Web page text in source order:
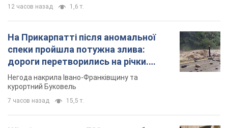
Жінці нарахували 729 тис. грн боргу
за газ через покази зіпсованого
лічильника: суддя ухвалив
неочікуване рішення
2 часа назад 30,0 т.